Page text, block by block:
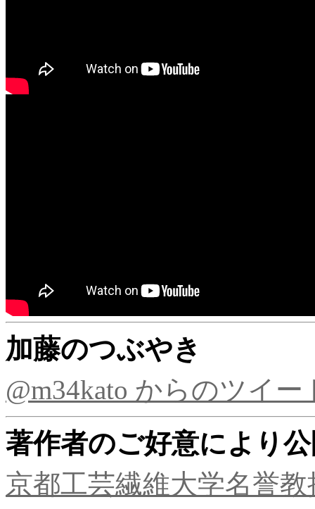
加藤のつぶやき
@m34kato からのツイー
著作者のご好意により
京都工芸繊維大学名誉